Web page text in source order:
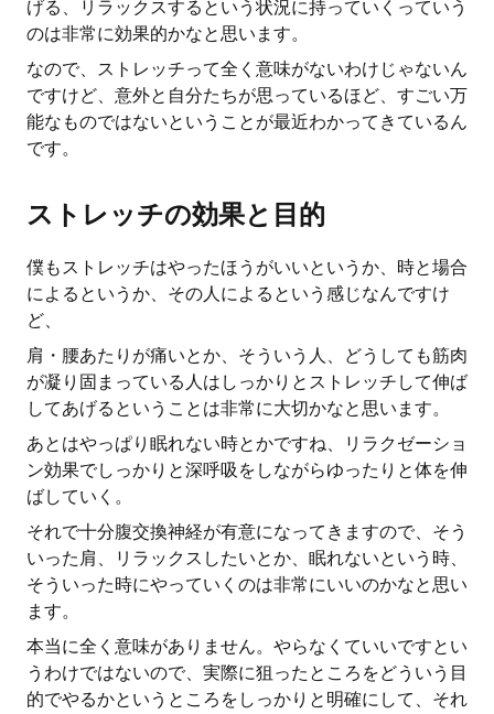
げる、リラックスするという状況に持っていくっていう
のは非常に効果的かなと思います。
なので、ストレッチって全く意味がないわけじゃないん
ですけど、意外と自分たちが思っているほど、すごい万
能なものではないということが最近わかってきているん
です。
ストレッチの効果と目的
僕もストレッチはやったほうがいいというか、時と場合
によるというか、その人によるという感じなんですけ
ど、
肩・腰あたりが痛いとか、そういう人、どうしても筋肉
が凝り固まっている人はしっかりとストレッチして伸ば
してあげるということは非常に大切かなと思います。
あとはやっぱり眠れない時とかですね、リラクゼーショ
ン効果でしっかりと深呼吸をしながらゆったりと体を伸
ばしていく。
それで十分腹交換神経が有意になってきますので、そう
いった肩、リラックスしたいとか、眠れないという時、
そういった時にやっていくのは非常にいいのかなと思い
ます。
本当に全く意味がありません。やらなくていいですとい
うわけではないので、実際に狙ったところをどういう目
的でやるかというところをしっかりと明確にして、それ